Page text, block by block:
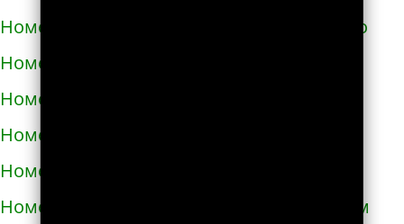
Номера телефонов такси в Синельниково
Номера телефонов такси в Скадовске
Номера телефонов такси в Сквире
Номера телефонов такси в Славуте
Номера телефонов такси в Славутиче
Номера телефонов такси в Слобожанском